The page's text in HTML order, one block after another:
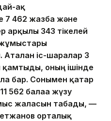
ақ
7 462 жазба және
арқылы 343 тікелей
жұмыстары
іс-шаралар 3
оның ішінде
бар. Сонымен қатар
562 балаға жүзу
жалғасын табады, —
орталық